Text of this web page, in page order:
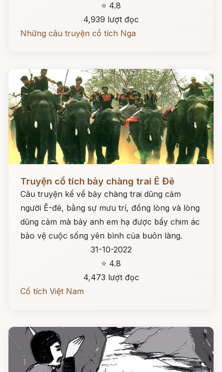
⭐ 4.8
4,939 lượt đọc
Những câu truyện cổ tích Nga
Truyện cổ tích bảy chàng trai Ê Đê
Câu truyện kể vể bảy chàng trai dũng cảm
người Ê-đê, bằng sự mưu trí, đồng lòng và lòng
dũng cảm mà bảy anh em hạ được bầy chim ác
bảo vệ cuộc sống yên bình của buôn làng.
31-10-2022
⭐ 4.8
4,473 lượt đọc
Cổ tích Việt Nam